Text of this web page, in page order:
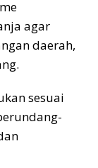
agar
daerah,
sesuai